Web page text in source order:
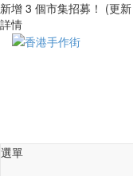
新增 3 個市集招募！ (更
詳情
選單